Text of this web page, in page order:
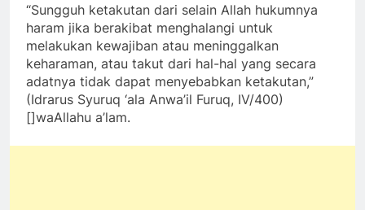
“Sungguh ketakutan dari selain Allah hukumnya
haram jika berakibat menghalangi untuk
melakukan kewajiban atau meninggalkan
keharaman, atau takut dari hal-hal yang secara
adatnya tidak dapat menyebabkan ketakutan,”
(Idrarus Syuruq ‘ala Anwa’il Furuq, IV/400)
[]waAllahu a’lam.